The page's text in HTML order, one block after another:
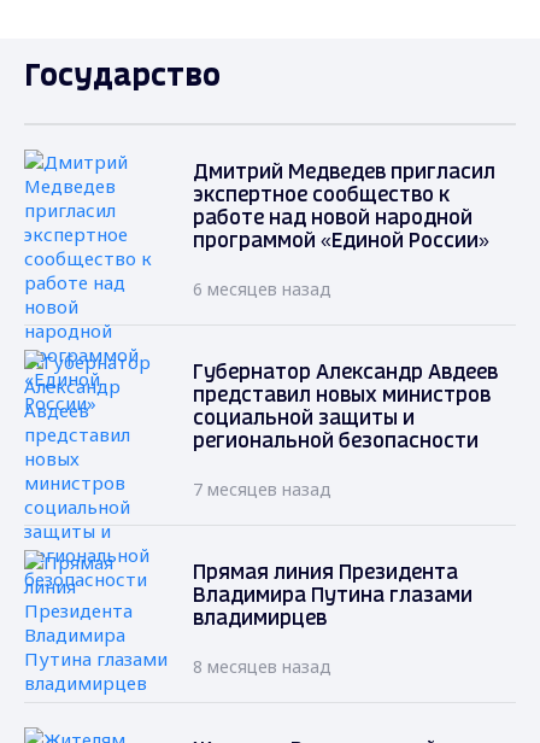
Государство
Дмитрий Медведев пригласил
экспертное сообщество к
работе над новой народной
программой «Единой России»
6 месяцев назад
Губернатор Александр Авдеев
представил новых министров
социальной защиты и
региональной безопасности
7 месяцев назад
Прямая линия Президента
Владимира Путина глазами
владимирцев
8 месяцев назад